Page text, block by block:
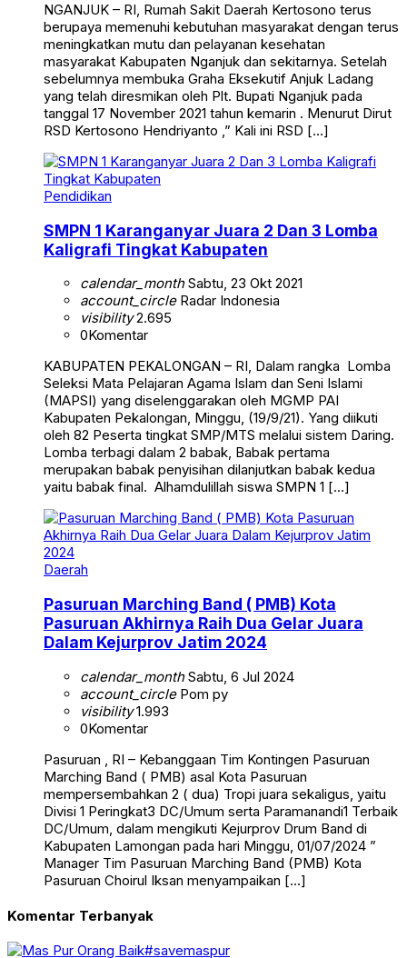
NGANJUK – RI, Rumah Sakit Daerah Kertosono terus
berupaya memenuhi kebutuhan masyarakat dengan terus
meningkatkan mutu dan pelayanan kesehatan
masyarakat Kabupaten Nganjuk dan sekitarnya. Setelah
sebelumnya membuka Graha Eksekutif Anjuk Ladang
yang telah diresmikan oleh Plt. Bupati Nganjuk pada
tanggal 17 November 2021 tahun kemarin . Menurut Dirut
RSD Kertosono Hendriyanto ,” Kali ini RSD […]
Pendidikan
SMPN 1 Karanganyar Juara 2 Dan 3 Lomba
Kaligrafi Tingkat Kabupaten
calendar_monthSabtu, 23 Okt 2021
account_circleRadar Indonesia
visibility2.695
0Komentar
KABUPATEN PEKALONGAN – RI, Dalam rangka Lomba
Seleksi Mata Pelajaran Agama Islam dan Seni Islami
(MAPSI) yang diselenggarakan oleh MGMP PAI
Kabupaten Pekalongan, Minggu, (19/9/21). Yang diikuti
oleh 82 Peserta tingkat SMP/MTS melalui sistem Daring.
Lomba terbagi dalam 2 babak, Babak pertama
merupakan babak penyisihan dilanjutkan babak kedua
yaitu babak final. Alhamdulillah siswa SMPN 1 […]
Daerah
Pasuruan Marching Band ( PMB) Kota
Pasuruan Akhirnya Raih Dua Gelar Juara
Dalam Kejurprov Jatim 2024
calendar_monthSabtu, 6 Jul 2024
account_circlePom py
visibility1.993
0Komentar
Pasuruan , RI – Kebanggaan Tim Kontingen Pasuruan
Marching Band ( PMB) asal Kota Pasuruan
mempersembahkan 2 ( dua) Tropi juara sekaligus, yaitu
Divisi 1 Peringkat3 DC/Umum serta Paramanandi1 Terbaik
DC/Umum, dalam mengikuti Kejurprov Drum Band di
Kabupaten Lamongan pada hari Minggu, 01/07/2024 ”
Manager Tim Pasuruan Marching Band (PMB) Kota
Pasuruan Choirul Iksan menyampaikan […]
Komentar Terbanyak